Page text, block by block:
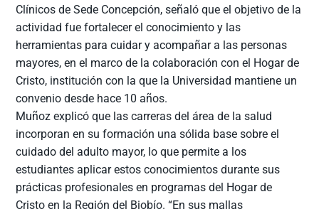
Clínicos de Sede Concepción, señaló que el objetivo de la
actividad fue fortalecer el conocimiento y las
herramientas para cuidar y acompañar a las personas
mayores, en el marco de la colaboración con el Hogar de
Cristo, institución con la que la Universidad mantiene un
convenio desde hace 10 años.
Muñoz explicó que las carreras del área de la salud
incorporan en su formación una sólida base sobre el
cuidado del adulto mayor, lo que permite a los
estudiantes aplicar estos conocimientos durante sus
prácticas profesionales en programas del Hogar de
Cristo en la Región del Biobío. “En sus mallas